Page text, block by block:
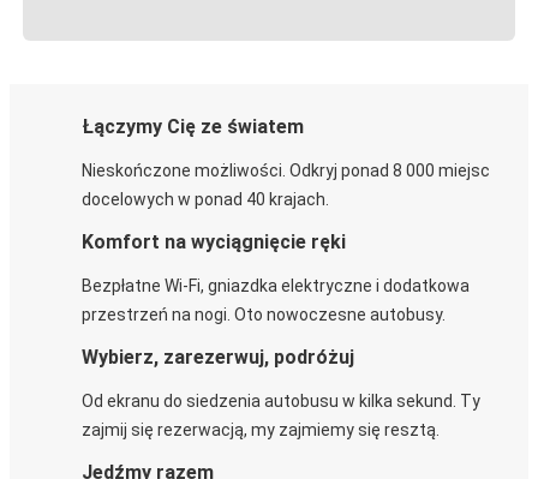
Łączymy Cię ze światem
Nieskończone możliwości. Odkryj ponad 8 000 miejsc
docelowych w ponad 40 krajach.
Komfort na wyciągnięcie ręki
Bezpłatne Wi-Fi, gniazdka elektryczne i dodatkowa
przestrzeń na nogi. Oto nowoczesne autobusy.
Wybierz, zarezerwuj, podróżuj
Od ekranu do siedzenia autobusu w kilka sekund. Ty
zajmij się rezerwacją, my zajmiemy się resztą.
Jedźmy razem